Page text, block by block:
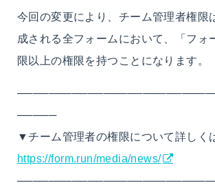
今回の変更により、チーム管理者権限
成される全フォームにおいて、「フォ
限以上の権限を持つことになります。
─────
▼チーム管理者の権限について詳しく
https://form.run/media/news/